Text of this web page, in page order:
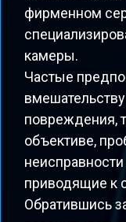
фирменном
камеры.
Частые
повреждения,
объективе,
приводящие к
Обратившись